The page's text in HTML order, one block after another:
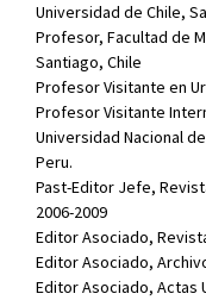
Universidad de Chile,
Profesor, Facultad de
Santiago, Chile
Profesor Visitante en
Profesor Visitante
Universidad Nacional
Peru.
Past-Editor Jefe,
2006-2009
Editor Asociado,
Editor Asociado,
Editor Asociado, Actas